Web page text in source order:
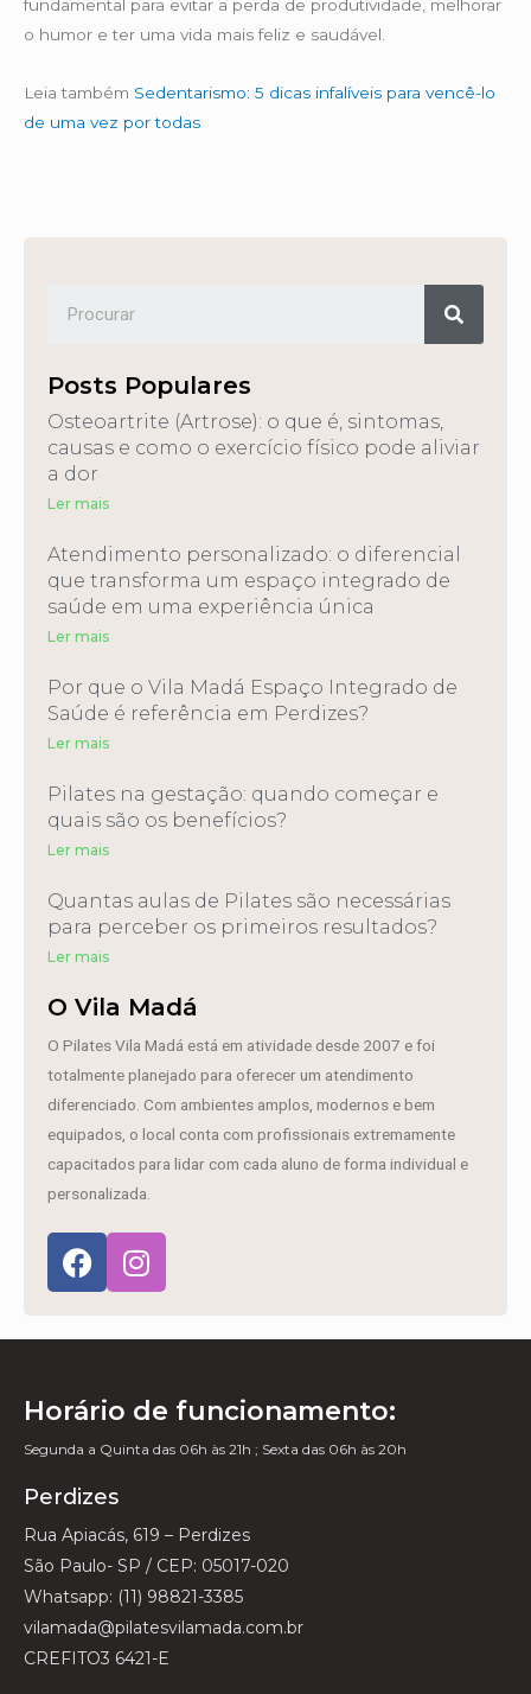
fundamental para evitar a perda de produtividade, melhorar
o humor e ter uma vida mais feliz e saudável.
Leia também Sedentarismo: 5 dicas infalíveis para vencê-lo
de uma vez por todas
Posts Populares
Osteoartrite (Artrose): o que é, sintomas,
causas e como o exercício físico pode aliviar
a dor
Ler mais
Atendimento personalizado: o diferencial
que transforma um espaço integrado de
saúde em uma experiência única
Ler mais
Por que o Vila Madá Espaço Integrado de
Saúde é referência em Perdizes?
Ler mais
Pilates na gestação: quando começar e
quais são os benefícios?
Ler mais
Quantas aulas de Pilates são necessárias
para perceber os primeiros resultados?
Ler mais
O Vila Madá
O Pilates Vila Madá está em atividade desde 2007 e foi
totalmente planejado para oferecer um atendimento
diferenciado. Com ambientes amplos, modernos e bem
equipados, o local conta com profissionais extremamente
capacitados para lidar com cada aluno de forma individual e
personalizada.
Horário de funcionamento:
Segunda a Quinta das 06h às 21h ; Sexta das 06h às 20h
Perdizes
Rua Apiacás, 619 – Perdizes
São Paulo- SP / CEP: 05017-020
Whatsapp: (11) 98821-3385
vilamada@pilatesvilamada.com.br
CREFITO3 6421-E